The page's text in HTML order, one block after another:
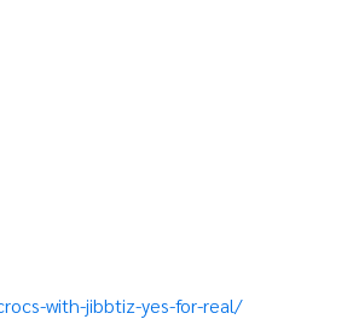
with-jibbtiz-yes-for-real/